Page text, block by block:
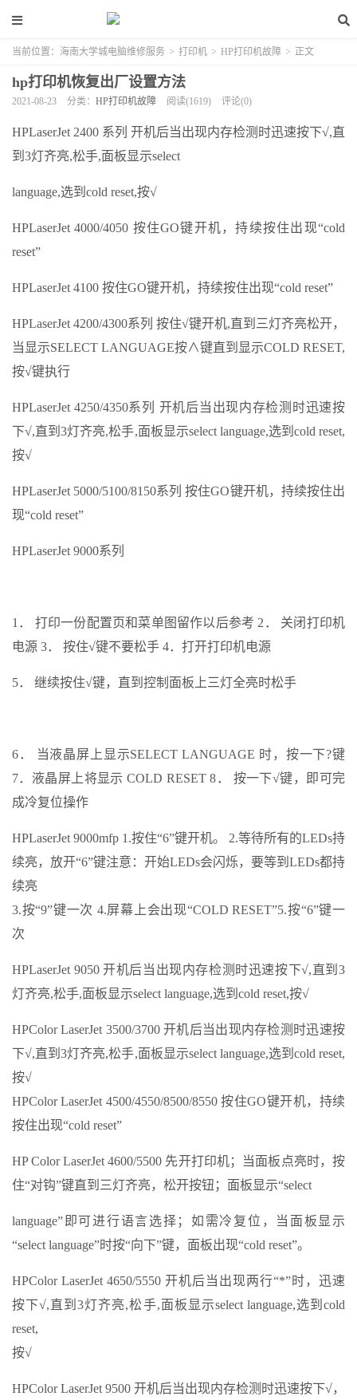
当前位置： 海南大学城电脑维修服务 > 打印机 > HP打印机故障 > 正文
hp打印机恢复出厂设置方法
2021-08-23 分类： HP打印机故障 阅读(1619) 评论(0)
HPLaserJet 2400 系列 开机后当出现内存检测时迅速按下√,直
到3灯齐亮,松手,面板显示select
language,选到cold reset,按√
HPLaserJet 4000/4050 按住GO键开机，持续按住出现“cold
reset”
HPLaserJet 4100 按住GO键开机，持续按住出现“cold reset”
HPLaserJet 4200/4300系列 按住√键开机,直到三灯齐亮松开，
当显示SELECT LANGUAGE按∧键直到显示COLD RESET,
按√键执行
HPLaserJet 4250/4350系列 开机后当出现内存检测时迅速按
下√,直到3灯齐亮,松手,面板显示select language,选到cold reset,
按√
HPLaserJet 5000/5100/8150系列 按住GO键开机，持续按住出
现“cold reset”
HPLaserJet 9000系列
1． 打印一份配置页和菜单图留作以后参考 2． 关闭打印机
电源 3． 按住√键不要松手 4．打开打印机电源
5． 继续按住√键，直到控制面板上三灯全亮时松手
6． 当液晶屏上显示SELECT LANGUAGE 时，按一下?键
7．液晶屏上将显示 COLD RESET 8． 按一下√键，即可完
成冷复位操作
HPLaserJet 9000mfp 1.按住“6”键开机。 2.等待所有的LEDs持
续亮，放开“6”键注意：开始LEDs会闪烁，要等到LEDs都持
续亮
3.按“9”键一次 4.屏幕上会出现“COLD RESET”5.按“6”键一
次
HPLaserJet 9050 开机后当出现内存检测时迅速按下√,直到3
灯齐亮,松手,面板显示select language,选到cold reset,按√
HPColor LaserJet 3500/3700 开机后当出现内存检测时迅速按
下√,直到3灯齐亮,松手,面板显示select language,选到cold reset,
按√
HPColor LaserJet 4500/4550/8500/8550 按住GO键开机，持续
按住出现“cold reset”
HP Color LaserJet 4600/5500 先开打印机；当面板点亮时，按
住“对钩”键直到三灯齐亮，松开按钮；面板显示“select
language”即可进行语言选择；如需冷复位，当面板显示
“select language”时按“向下”键，面板出现“cold reset”。
HPColor LaserJet 4650/5550 开机后当出现两行“*”时，迅速
按下√,直到3灯齐亮,松手,面板显示select language,选到cold
reset,
按√
HPColor LaserJet 9500 开机后当出现内存检测时迅速按下√，